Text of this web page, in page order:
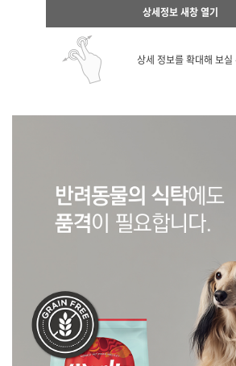
상세정보 새창 열기
상세 정보를 확대해 보